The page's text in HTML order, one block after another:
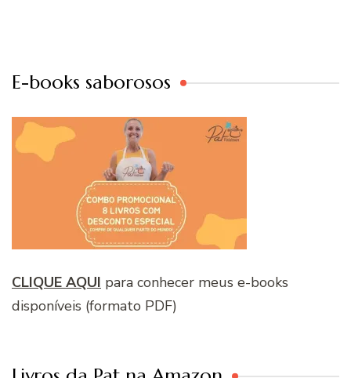
E-books saborosos
CLIQUE AQUI para conhecer meus e-books
disponíveis (formato PDF)